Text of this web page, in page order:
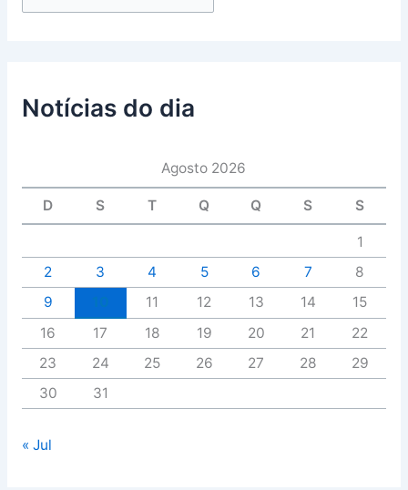
Notícias do dia
Agosto 2026
D S T Q Q S S
1
2
3 4 5 6 7
8
9
11 12 13 14
15
16
17 18 19 20 21
22
23
24 25 26 27 28
29
30
31
« Jul